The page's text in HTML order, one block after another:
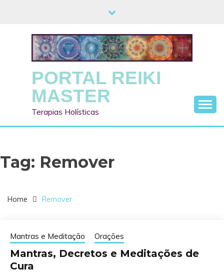
PORTAL REIKI
MASTER
Terapias Holísticas
Tag: Remover
Home Remover
Mantras e Meditação Orações
Mantras, Decretos e Meditações de
Cura